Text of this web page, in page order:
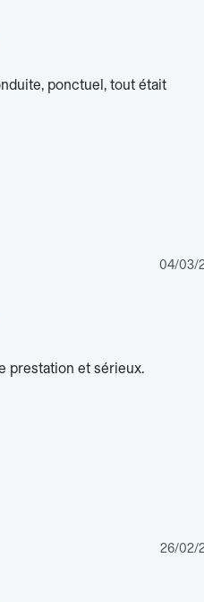
ponctuel, tout était
04/03/
prestation et sérieux.
26/02/